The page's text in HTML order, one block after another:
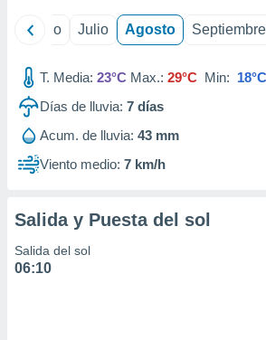
Junio Julio Agosto Septiembre
T. Media: 23°C Max.: 29°C Min: 18°C
Días de lluvia: 7 días
Acum. de lluvia: 43 mm
Viento medio: 7 km/h
Salida y Puesta del sol
Salida del sol
06:10